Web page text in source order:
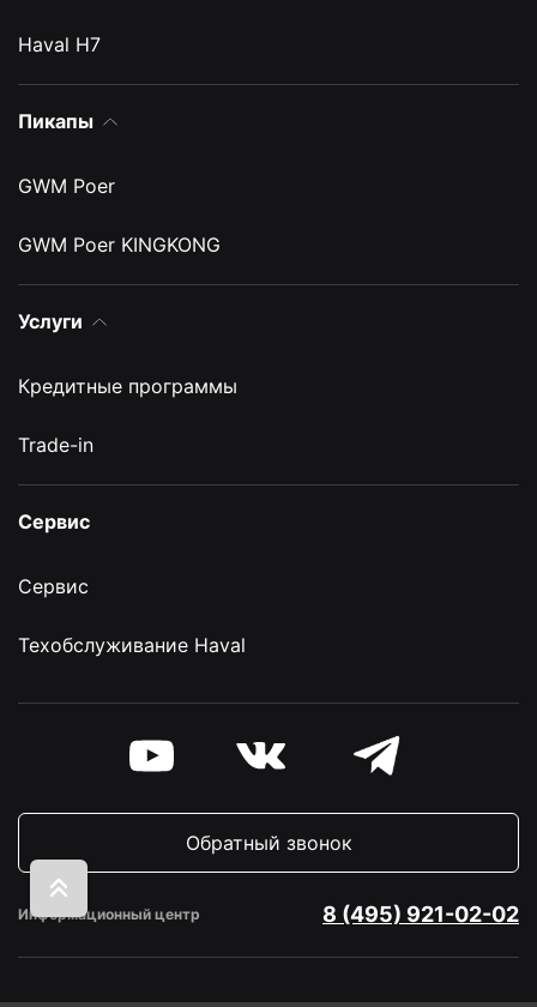
Haval H7
Пикапы
GWM Poer
GWM Poer KINGKONG
Услуги
Кредитные программы
Trade-in
Сервис
Сервис
Техобслуживание Haval
Обратный звонок
Информационный центр 8 (495) 921-02-02